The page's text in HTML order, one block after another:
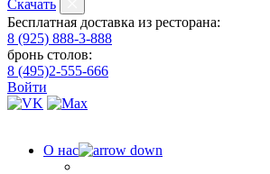
Скачать
Бесплатная доставка из ресторана:
8 (925) 888-3-888
бронь столов:
8 (495)2-555-666
Войти
О нас